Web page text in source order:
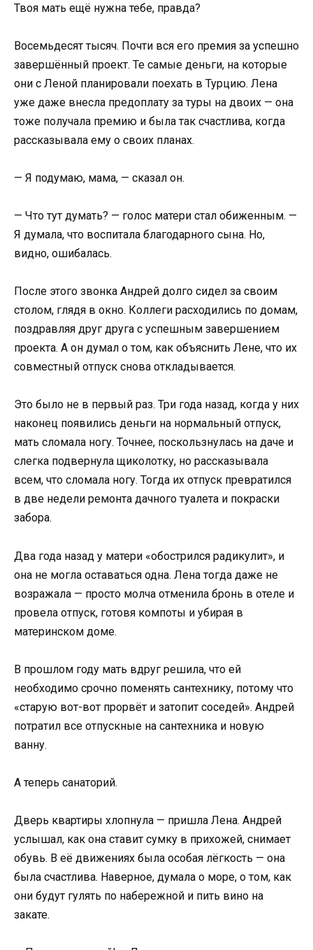
Твоя мать ещё нужна тебе, правда?
Восемьдесят тысяч. Почти вся его премия за успешно
завершённый проект. Те самые деньги, на которые
они с Леной планировали поехать в Турцию. Лена
уже даже внесла предоплату за туры на двоих — она
тоже получала премию и была так счастлива, когда
рассказывала ему о своих планах.
— Я подумаю, мама, — сказал он.
— Что тут думать? — голос матери стал обиженным. —
Я думала, что воспитала благодарного сына. Но,
видно, ошибалась.
После этого звонка Андрей долго сидел за своим
столом, глядя в окно. Коллеги расходились по домам,
поздравляя друг друга с успешным завершением
проекта. А он думал о том, как объяснить Лене, что их
совместный отпуск снова откладывается.
Это было не в первый раз. Три года назад, когда у них
наконец появились деньги на нормальный отпуск,
мать сломала ногу. Точнее, поскользнулась на даче и
слегка подвернула щиколотку, но рассказывала
всем, что сломала ногу. Тогда их отпуск превратился
в две недели ремонта дачного туалета и покраски
забора.
Два года назад у матери «обострился радикулит», и
она не могла оставаться одна. Лена тогда даже не
возражала — просто молча отменила бронь в отеле и
провела отпуск, готовя компоты и убирая в
материнском доме.
В прошлом году мать вдруг решила, что ей
необходимо срочно поменять сантехнику, потому что
«старую вот-вот прорвёт и затопит соседей». Андрей
потратил все отпускные на сантехника и новую
ванну.
А теперь санаторий.
Дверь квартиры хлопнула — пришла Лена. Андрей
услышал, как она ставит сумку в прихожей, снимает
обувь. В её движениях была особая лёгкость — она
была счастлива. Наверное, думала о море, о том, как
они будут гулять по набережной и пить вино на
закате.